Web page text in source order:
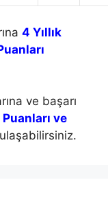
4 Yıllık
ve başarı
ve